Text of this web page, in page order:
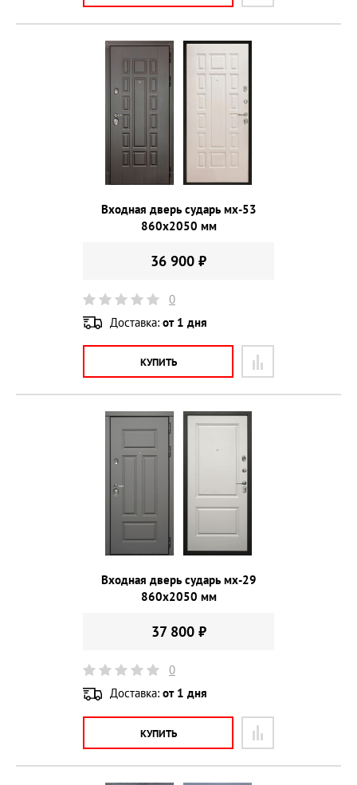
Входная дверь сударь мх-53
860х2050 мм
36 900 ₽
0
Доставка: от 1 дня
КУПИТЬ
Входная дверь сударь мх-29
860х2050 мм
37 800 ₽
0
Доставка: от 1 дня
КУПИТЬ